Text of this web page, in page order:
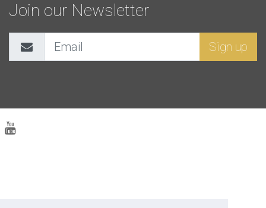
Join our Newsletter
Sign up